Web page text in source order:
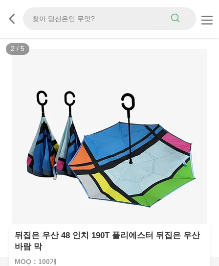
2 / 5
뒤집은 우산 48 인치 190T 폴리에스터 뒤집은 우산
바람 막
MOQ：100개